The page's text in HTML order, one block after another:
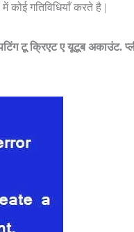
गतिविधियाँ करते है |
टू क्रिएट ए यूटूब अकाउंट.